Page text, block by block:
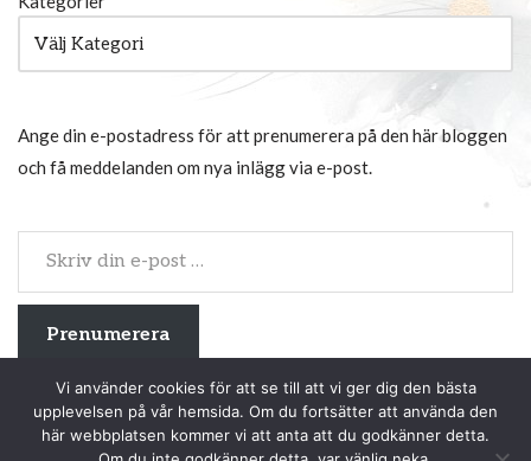
Ange din e-postadress för att prenumerera på den här bloggen
och få meddelanden om nya inlägg via e-post.
Prenumerera
Gör som 2 958 andra, prenumerera du med.
Vi använder cookies för att se till att vi ger dig den bästa
upplevelsen på vår hemsida. Om du fortsätter att använda den
här webbplatsen kommer vi att anta att du godkänner detta.